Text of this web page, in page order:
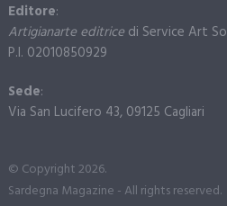
Editore:
Artigianarte editricedi Service Art
P.I. 02010850929
Sede:
Via San Lucifero 43, 09125 Cagliari
© Copyright 2026.
Sardegna Magazine - All rights reserved.